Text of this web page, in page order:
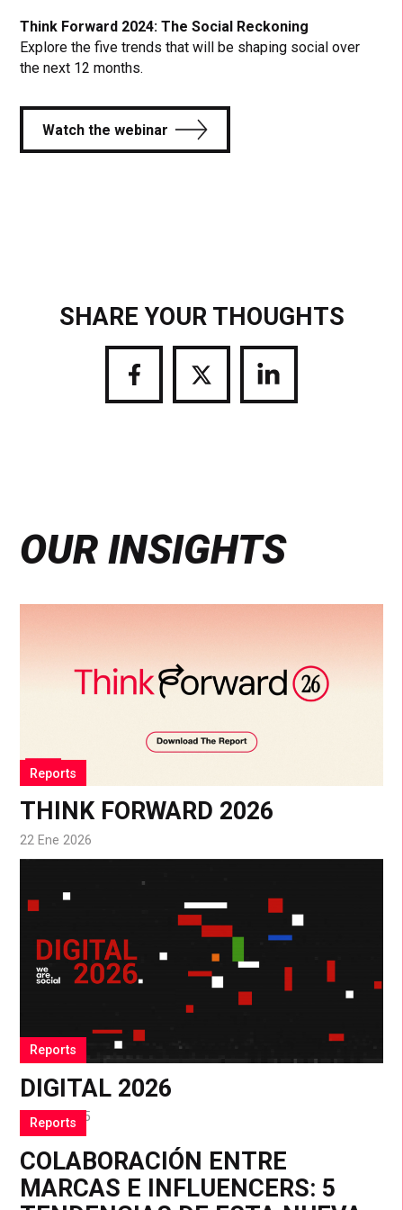
Think Forward 2024: The Social Reckoning
Explore the five trends that will be shaping social over
the next 12 months.
Watch the webinar
SHARE YOUR THOUGHTS
Share
via
Share
via
Share
via
OUR INSIGHTS
Reports
THINK FORWARD 2026
22 Ene 2026
Reports
DIGITAL 2026
15 Oct 2025
Reports
COLABORACIÓN ENTRE
MARCAS E INFLUENCERS: 5